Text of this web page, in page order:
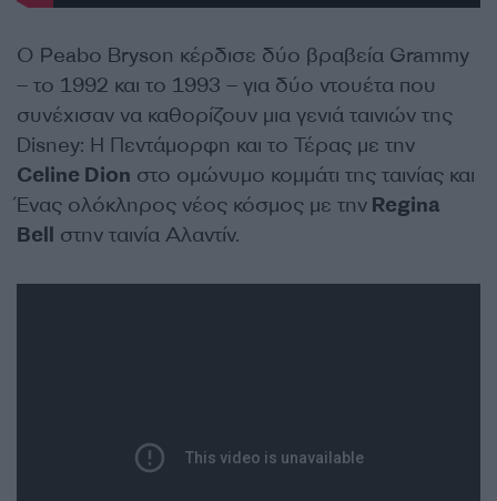
Ο Peabo Bryson κέρδισε δύο βραβεία Grammy
– το 1992 και το 1993 – για δύο ντουέτα που
συνέχισαν να καθορίζουν μια γενιά ταινιών της
Disney: Η Πεντάμορφη και το Τέρας με την
Celine Dion στο ομώνυμο κομμάτι της ταινίας και
Ένας ολόκληρος νέος κόσμος με την Regina
Bell στην ταινία Αλαντίν.